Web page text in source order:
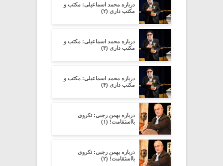
درباره محمد اسماعیلی: مکتب و
مکتب داری (۲)
درباره محمد اسماعیلی: مکتب و
مکتب داری (۳)
درباره محمد اسماعیلی: مکتب و
مکتب داری (۴)
درباره بهمن رجبی: تکروی
بااستقامت! (۱)
درباره بهمن رجبی: تکروی
بااستقامت! (۲)